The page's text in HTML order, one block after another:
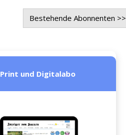
Bestehende Abonnenten >>
Print und Digitalabo